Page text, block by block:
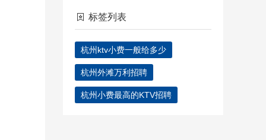
标签列表
杭州ktv小费一般给多少
杭州外滩万利招聘
杭州小费最高的KTV招聘